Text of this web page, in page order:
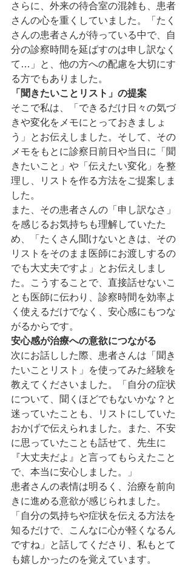
さらに、外来の待合室の混雑も、患者
さんの心を重くしていました。「たく
さんの患者さんが待っている中で、自
分の診察時間を延ばすのは申し訳なく
て…」と、他の方への配慮を大切にす
る方でもありました。
「聞きたいことリスト」の提案
そこで私は、「できるだけ日々の気づ
きや変化をメモにとっておきましょ
う」とお伝えしました。そして、その
メモをもとに診察日前日や当日に「聞
きたいこと」や「伝えたい変化」を整
理し、リストを作る方法をご提案しま
した。
また、その患者さんの「申し訳なさ」
を感じるお気持ちも理解していたた
め、「たくさん聞けないときは、その
リストをそのまま医師にお渡しするの
でも大丈夫ですよ」とお伝えしまし
た。こうすることで、直接話せないこ
とも医師に伝わり、診察時間を効率よ
く使えるだけでなく、安心感にもつな
がるからです。
安心感が治療への意欲につながる
次にお話しした際、患者さんは「聞き
たいことリスト」を使ってみた経験を
教えてくださいました。「自分の症状
について、聞くほどでもないかな？と
迷っていたことも、リストにしていた
おかげで伝えられました。また、不安
に思っていたことも話せて、先生に
『大丈夫だよ』と言ってもらえたこと
で、本当に安心しました。」
患者さんの表情は明るく、治療を前向
きに進める意欲が感じられました。
「自分の気持ちや症状を伝える方法を
知るだけで、こんなに心が軽くなるん
ですね」と話してくださり、私もとて
も嬉しかったのを覚えています。